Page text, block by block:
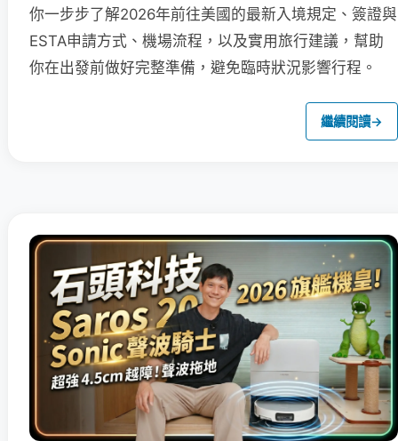
你一步步了解2026年前往美國的最新入境規定、簽證與
ESTA申請方式、機場流程，以及實用旅行建議，幫助
你在出發前做好完整準備，避免臨時狀況影響行程。
繼續閱讀→